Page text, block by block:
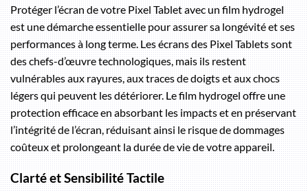
Protéger l’écran de votre Pixel Tablet avec un film hydrogel
est une démarche essentielle pour assurer sa longévité et ses
performances à long terme. Les écrans des Pixel Tablets sont
des chefs-d’œuvre technologiques, mais ils restent
vulnérables aux rayures, aux traces de doigts et aux chocs
légers qui peuvent les détériorer. Le film hydrogel offre une
protection efficace en absorbant les impacts et en préservant
l’intégrité de l’écran, réduisant ainsi le risque de dommages
coûteux et prolongeant la durée de vie de votre appareil.
Clarté et Sensibilité Tactile